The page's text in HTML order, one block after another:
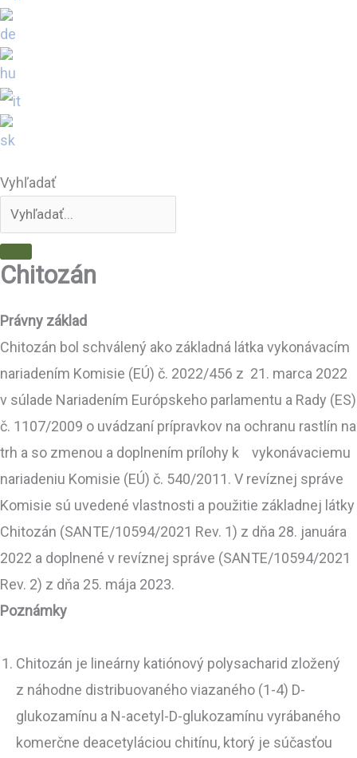
Vyhľadať
Chitozán
Právny základ
Chitozán bol schválený ako základná látka vykonávacím
nariadením Komisie (EÚ) č. 2022/456 z 21. marca 2022
v súlade Nariadením Európskeho parlamentu a Rady (ES)
č. 1107/2009 o uvádzaní prípravkov na ochranu rastlín na
trh a so zmenou a doplnením prílohy k vykonávaciemu
nariadeniu Komisie (EÚ) č. 540/2011. V revíznej správe
Komisie sú uvedené vlastnosti a použitie základnej látky
Chitozán (SANTE/10594/2021 Rev. 1) z dňa 28. januára
2022 a doplnené v revíznej správe (SANTE/10594/2021
Rev. 2) z dňa 25. mája 2023.
Poznámky
Chitozán je lineárny katiónový polysacharid zložený
z náhodne distribuovaného viazaného (1-4) D-
glukozamínu a N-acetyl-D-glukozamínu vyrábaného
komerčne deacetyláciou chitínu, ktorý je súčasťou